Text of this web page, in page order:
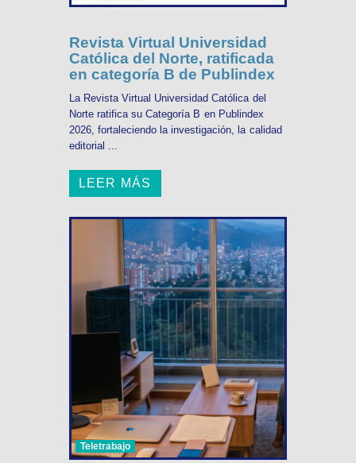
Revista Virtual Universidad
Católica del Norte, ratificada
en categoría B de Publindex
La Revista Virtual Universidad Católica del
Norte ratifica su Categoría B en Publindex
2026, fortaleciendo la investigación, la calidad
editorial ...
LEER MÁS
Teletrabajo